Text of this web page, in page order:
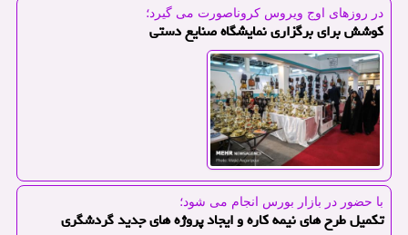
در روزهای اوج ویروس كروناصورت می گیرد؛
كوشش برای برگزاری نمایشگاه صنایع دستی
با حضور در بازار بورس انجام می شود؛
تكمیل طرح های نیمه كاره و ایجاد پروژه های جدید گردشگری